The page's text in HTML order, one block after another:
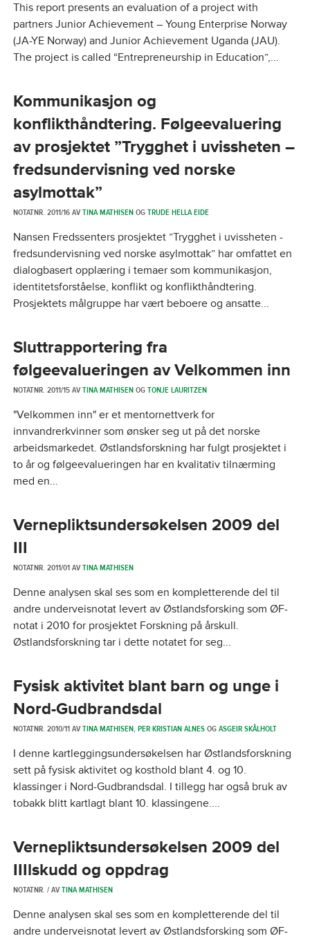
This report presents an evaluation of a project with
partners Junior Achievement – Young Enterprise Norway
(JA-YE Norway) and Junior Achievement Uganda (JAU).
The project is called “Entrepreneurship in Education”,...
Kommunikasjon og
konflikthåndtering. Følgeevaluering
av prosjektet ”Trygghet i uvissheten –
fredsundervisning ved norske
asylmottak”
NOTATNR. 2011/16 AVTINA MATHISENOGTRUDE HELLA EIDE
Nansen Fredssenters prosjektet ”Trygghet i uvissheten -
fredsundervisning ved norske asylmottak” har omfattet en
dialogbasert opplæring i temaer som kommunikasjon,
identitetsforståelse, konflikt og konflikthåndtering.
Prosjektets målgruppe har vært beboere og ansatte...
Sluttrapportering fra
følgeevalueringen av Velkommen inn
NOTATNR. 2011/15 AVTINA MATHISENOGTONJE LAURITZEN
"Velkommen inn" er et mentornettverk for
innvandrerkvinner som ønsker seg ut på det norske
arbeidsmarkedet. Østlandsforskning har fulgt prosjektet i
to år og følgeevalueringen har en kvalitativ tilnærming
med en...
Vernepliktsundersøkelsen 2009 del
III
NOTATNR. 2011/01 AVTINA MATHISEN
Denne analysen skal ses som en kompletterende del til
andre underveisnotat levert av Østlandsforsking som ØF-
notat i 2010 for prosjektet Forskning på årskull.
Østlandsforskning tar i dette notatet for seg...
Fysisk aktivitet blant barn og unge i
Nord-Gudbrandsdal
NOTATNR. 2010/11 AVTINA MATHISEN,PER KRISTIAN ALNESOGASGEIR SKÅLHOLT
I denne kartleggingsundersøkelsen har Østlandsforskning
sett på fysisk aktivitet og kosthold blant 4. og 10.
klassinger i Nord-Gudbrandsdal. I tillegg har også bruk av
tobakk blitt kartlagt blant 10. klassingene....
Vernepliktsundersøkelsen 2009 del
IIIlskudd og oppdrag
NOTATNR. / AVTINA MATHISEN
Denne analysen skal ses som en kompletterende del til
andre underveisnotat levert av Østlandsforsking som ØF-